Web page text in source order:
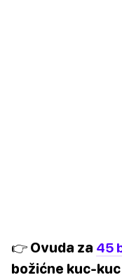
👉 Ovuda za 45
božićne kuc-